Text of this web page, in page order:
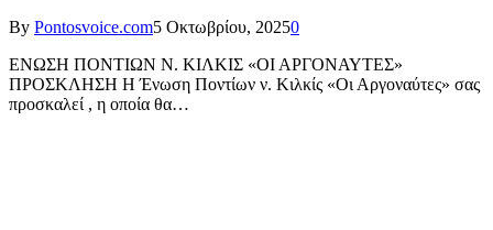
By Pontosvoice.com5 Οκτωβρίου, 20250
ΕΝΩΣΗ ΠΟΝΤΙΩΝ Ν. ΚΙΛΚΙΣ «ΟΙ ΑΡΓΟΝΑΥΤΕΣ»
ΠΡΟΣΚΛΗΣΗ Η Ένωση Ποντίων ν. Κιλκίς «Οι Αργοναύτες» σας
προσκαλεί , η οποία θα…